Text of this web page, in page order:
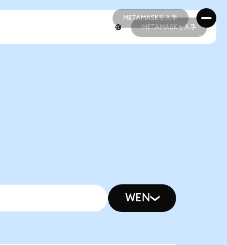
METAMASKを入手
METAMASKを入手
METAMASKを入手
WEN